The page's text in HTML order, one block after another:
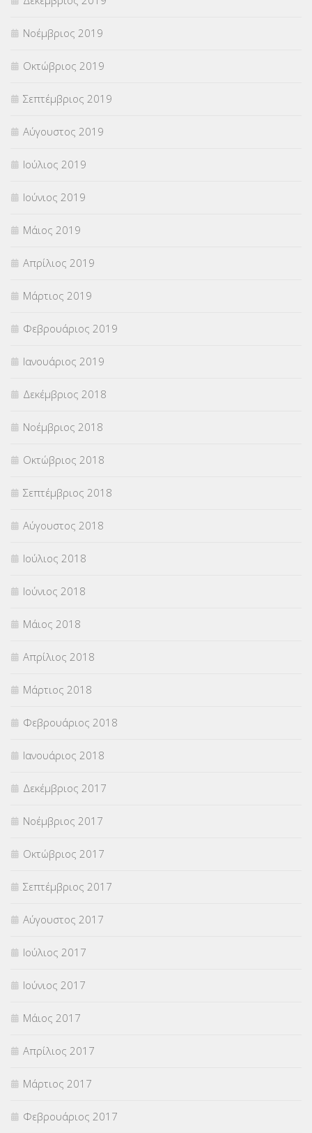
Νοέμβριος 2019
Οκτώβριος 2019
Σεπτέμβριος 2019
Αύγουστος 2019
Ιούλιος 2019
Ιούνιος 2019
Μάιος 2019
Απρίλιος 2019
Μάρτιος 2019
Φεβρουάριος 2019
Ιανουάριος 2019
Δεκέμβριος 2018
Νοέμβριος 2018
Οκτώβριος 2018
Σεπτέμβριος 2018
Αύγουστος 2018
Ιούλιος 2018
Ιούνιος 2018
Μάιος 2018
Απρίλιος 2018
Μάρτιος 2018
Φεβρουάριος 2018
Ιανουάριος 2018
Δεκέμβριος 2017
Νοέμβριος 2017
Οκτώβριος 2017
Σεπτέμβριος 2017
Αύγουστος 2017
Ιούλιος 2017
Ιούνιος 2017
Μάιος 2017
Απρίλιος 2017
Μάρτιος 2017
Φεβρουάριος 2017